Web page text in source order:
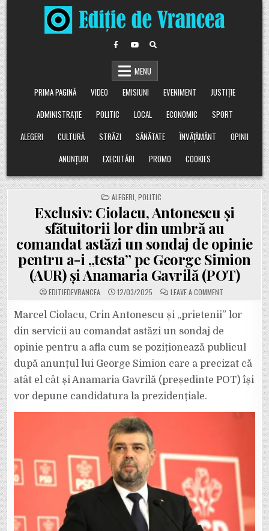
Skip
to
content
MENU
PRIMA PAGINĂ
VIDEO EMISIUNI EVENIMENT
JUSTIȚIE
ADMINISTRAȚIE
POLITIC LOCAL ECONOMIC
SPORT
ALEGERI
CULTURĂ STRĂZI SĂNĂTATE ÎNVĂȚĂMÂNT
OPINII
ANUNȚURI
EXECUTĂRI PROMO COOKIES
POSTED
IN
ALEGERI POLITIC
Exclusiv: Ciolacu, Antonescu și
sfătuitorii lor din umbră au
comandat astăzi un sondaj de opinie
pentru a-i „testa” pe George Simion
(AUR) și Anamaria Gavrilă (POT)
EDITIEDEVRANCEA 12/03/2025 LEAVE A COMMENT
EXCLUSIV:
ANTONESCU
SFĂTUITORII
LOR
DIN
UMBRĂ
COMANDAT
UN
SONDAJ
A-
(AUR)
ȘI
ANAMARIA
GAVRILĂ
(POT)
Marcel Ciolacu, Crin Antonescu și „prietenii” lor
din servicii au comandat astăzi un sondaj de
opinie pentru a afla cum se poziționează publicul
după anunțul lui George Simion care a precizat că
atât el cât și Anamaria Gavrilă (președinte POT) își
vor depune candidatura la prezidențiale.